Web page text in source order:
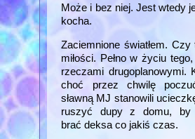
Może i bez niej. Jest wtedy
kocha.
Zaciemnione światłem.
miłości. Pełno w życiu
rzeczami
choć przez chwilę
sławną MJ stanowili
ruszyć dupy z domu, by
brać deksa co jakiś czas.